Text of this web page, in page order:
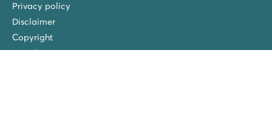
Privacy policy
Disclaimer
Copyright
Verzekeringen